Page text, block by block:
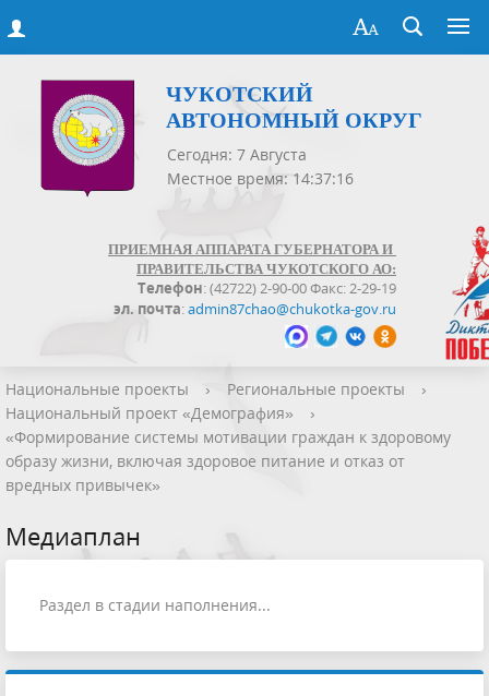
ЧУКОТСКИЙ
АВТОНОМНЫЙ ОКРУГ
Сегодня: 7 Августа
Местное время: 14:37:16
ПРИЕМНАЯ АППАРАТА ГУБЕРНАТОРА И
ПРАВИТЕЛЬСТВА ЧУКОТСКОГО АО:
Телефон: (42722) 2-90-00 Факс: 2-29-19
эл. почта:admin87chao@chukotka-gov.ru
Национальные проекты › Региональные проекты
›
Национальный проект «Демография»
›
«Формирование системы мотивации граждан к здоровому
образу жизни, включая здоровое питание и отказ от
вредных привычек»
Медиаплан
Раздел в стадии наполнения...